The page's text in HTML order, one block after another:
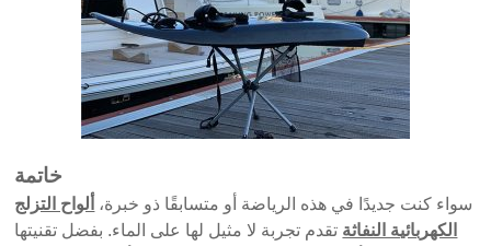
خاتمة
سواء كنت جديدًا في هذه الرياضة أو متسابقًا ذو خبرة، ألواح التزلج
الكهربائية النفاثة تقدم تجربة لا مثيل لها على الماء. بفضل تقنيتها